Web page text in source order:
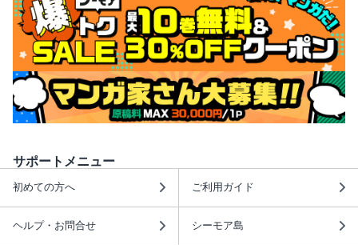
サポートメニュー
初めての方へ ご利用ガイド
ヘルプ・お問合せ シーモア島